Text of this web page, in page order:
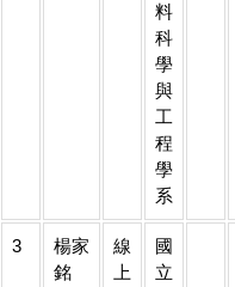
料
科
學
與
工
程
學
系
3
楊家
銘
線
上
國
立